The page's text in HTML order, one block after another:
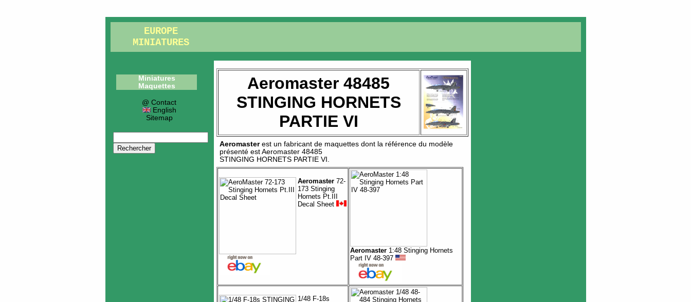
EUROPE
MINIATURES
Miniatures
Maquettes
@ Contact
English
Sitemap
Aeromaster 48485
STINGING HORNETS
PARTIE VI
Aeromasterest un fabricant de maquettes dont la référence du modèle
présenté estAeromaster 48485
STINGING HORNETS PARTIE VI
Aeromaster72-
173 Stinging
Hornets Pt.III
Decal Sheet
Aeromaster1:48 Stinging Hornets
Part IV 48-397
1/48 F-18s